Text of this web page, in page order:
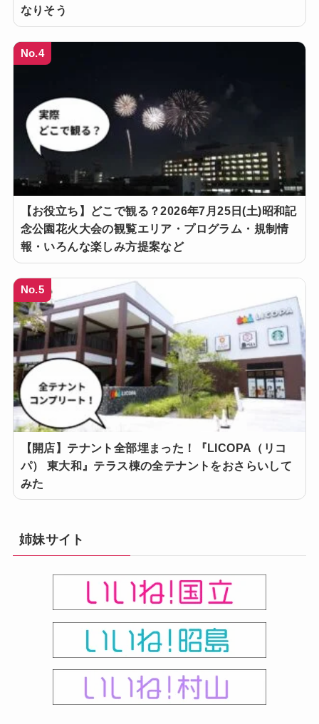
なりそう
No.4
【お役立ち】どこで観る？2026年7月25日(土)昭和記
念公園花火大会の観覧エリア・プログラム・規制情
報・いろんな楽しみ方提案など
No.5
【開店】テナント全部埋まった！『LICOPA（リコ
パ） 東大和』テラス棟の全テナントをおさらいして
みた
姉妹サイト